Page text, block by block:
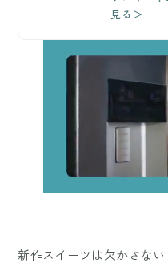
見る＞
新作スイーツは欠かさな